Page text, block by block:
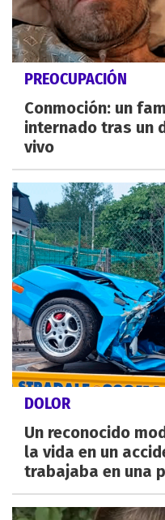
PREOCUPACIÓN
Conmoción: un
internado tras un
vivo
DOLOR
Un reconocido
la vida en un
trabajaba en una